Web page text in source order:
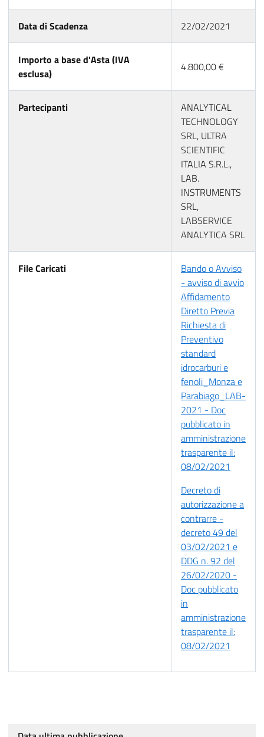
Data di Scadenza 22/02/2021
Importo a base d'Asta (IVA
esclusa)
4.800,00 €
Partecipanti
ANALYTICAL
TECHNOLOGY
SRL, ULTRA
SCIENTIFIC
ITALIA S.R.L.,
LAB.
INSTRUMENTS
SRL,
LABSERVICE
ANALYTICA SRL
File Caricati
Bando o Avviso
- avviso di avvio
Affidamento
Diretto Previa
Richiesta di
Preventivo
standard
idrocarburi e
fenoli_Monza e
Parabiago_LAB-
2021 - Doc
pubblicato in
amministrazione
trasparente il:
08/02/2021
Decreto di
autorizzazione a
contrarre -
decreto 49 del
03/02/2021 e
DDG n. 92 del
26/02/2020 -
Doc pubblicato
in
amministrazione
trasparente il:
08/02/2021